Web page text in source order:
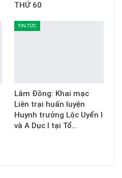
THỨ 60
TIN TỨC
Lâm Đồng: Khai mạc
Liên trại huấn luyện
Huynh trưởng Lộc Uyển I
và A Dục I tại Tổ…